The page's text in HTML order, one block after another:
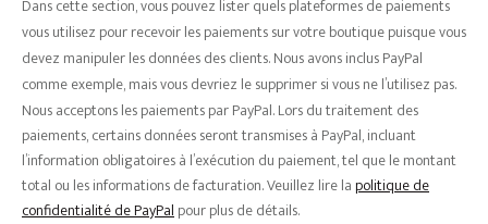
Dans cette section, vous pouvez lister quels plateformes de paiements
vous utilisez pour recevoir les paiements sur votre boutique puisque vous
devez manipuler les données des clients. Nous avons inclus PayPal
comme exemple, mais vous devriez le supprimer si vous ne l’utilisez pas.
Nous acceptons les paiements par PayPal. Lors du traitement des
paiements, certains données seront transmises à PayPal, incluant
l’information obligatoires à l’exécution du paiement, tel que le montant
total ou les informations de facturation. Veuillez lire la politique de
confidentialité de PayPalpour plus de détails.